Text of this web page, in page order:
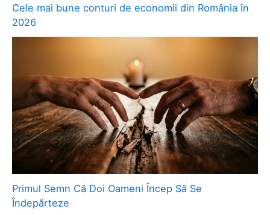
Cele mai bune conturi de economii din România în
2026
Primul Semn Că Doi Oameni Încep Să Se
Îndepărteze